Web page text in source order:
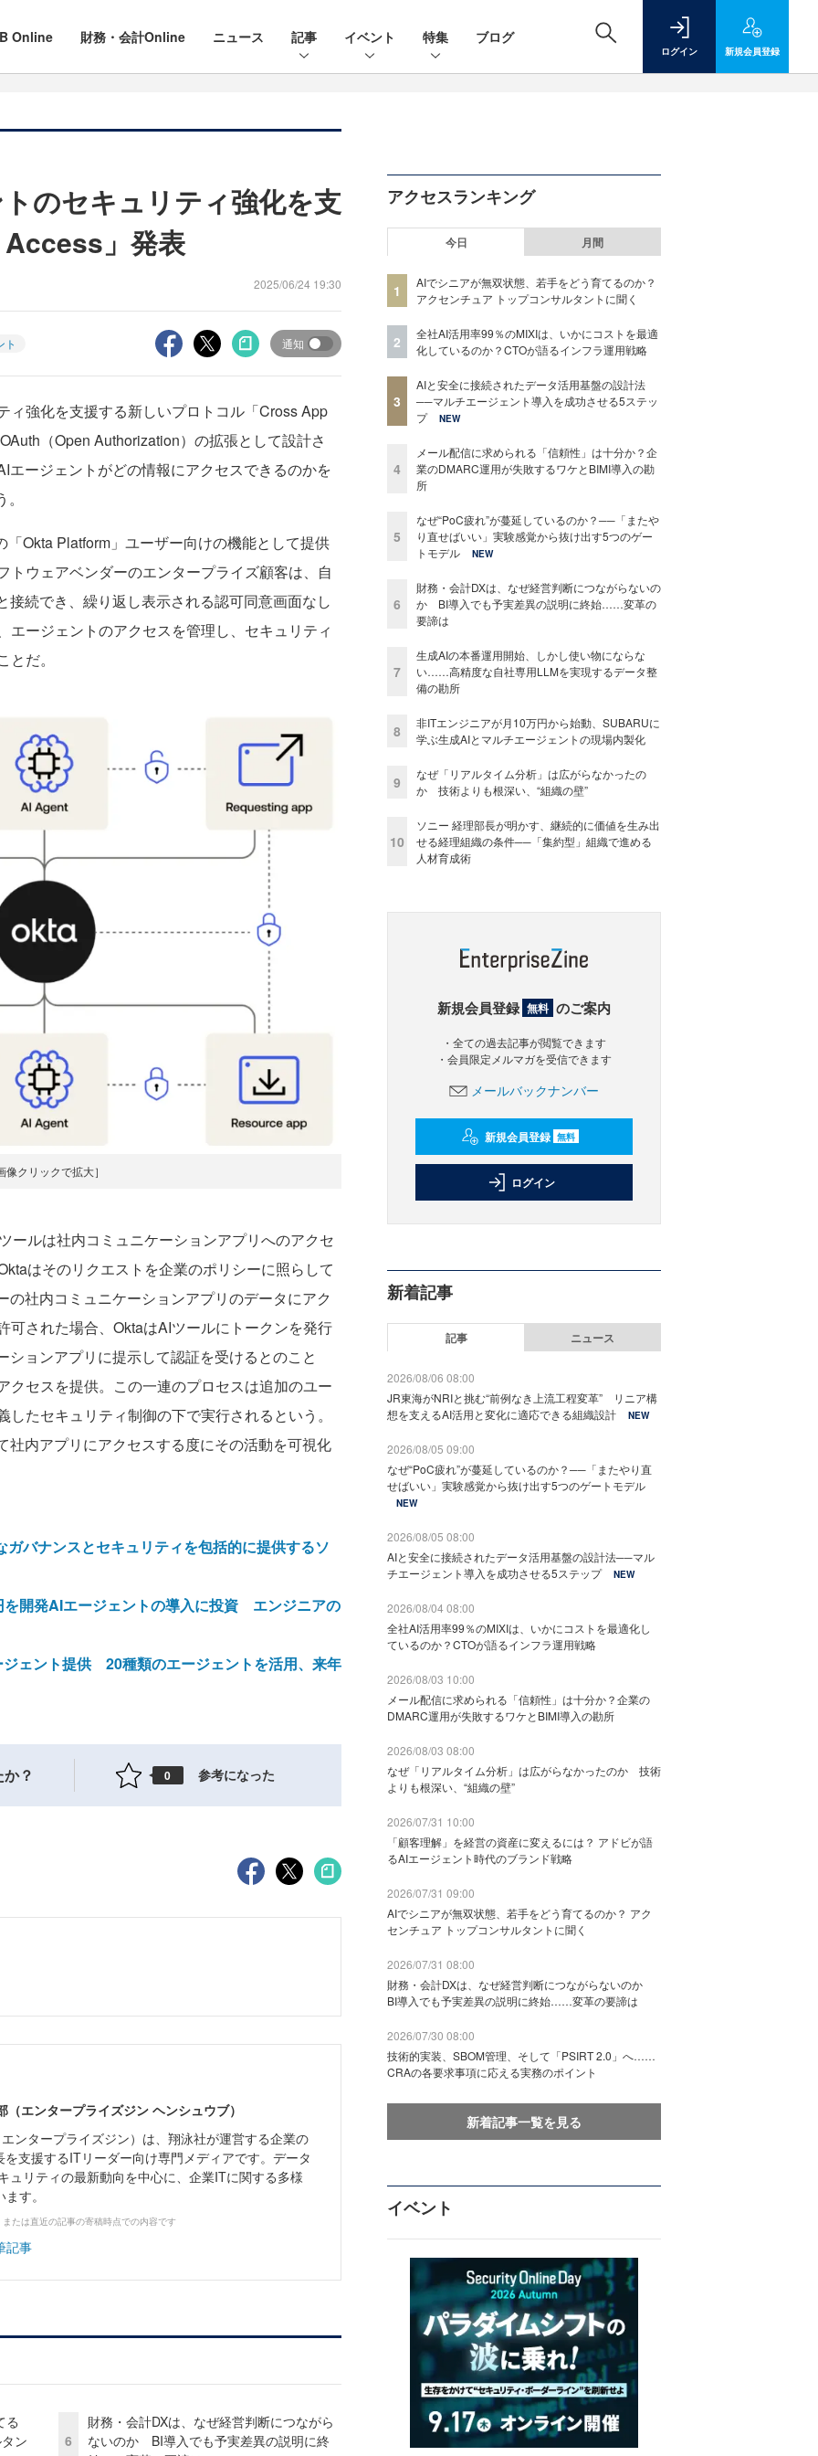
Online 財務・会計Online ニュース 記事 イベント 特集 ブログ
ログイン 新規会員登録
のセキュリティ強化を支
」発表
2025/06/24 19:30
ト 通知
強化を支援する新しいプロトコル「Cross App
（Open Authorization）の拡張として設計さ
ージェントがどの情報にアクセスできるのかを
Okta Platform」ユーザー向けの機能として提供
トウェアベンダーのエンタープライズ顧客は、自
続でき、繰り返し表示される認可同意画面なし
ージェントのアクセスを管理し、セキュリティ
だ。
像クリックで拡大］
ルは社内コミュニケーションアプリへのアクセ
はそのリクエストを企業のポリシーに照らして
社内コミュニケーションアプリのデータにアク
可された場合、OktaはAIツールにトークンを発行
ョンアプリに提示して認証を受けるとのこと
クセスを提供。この一連のプロセスは追加のユー
たセキュリティ制御の下で実行されるという。
社内アプリにアクセスする度にその活動を可視化
バナンスとセキュリティを包括的に提供するソ
開発AIエージェントの導入に投資 エンジニアの
ェント提供 20種類のエージェントを活用、来年
？ 0 参考になった
エンタープライズジン ヘンシュウブ）
ンタープライズジン）は、翔泳社が運営する企業の
支援するITリーダー向け専門メディアです。データ
ュリティの最新動向を中心に、企業ITに関する多様
す。
たは直近の記事の寄稿時点での内容です
記事
る
ン
6
財務・会計DXは、なぜ経営判断につながら
ないのか BI導入でも予実差異の説明に終
アクセスランキング
今日 月間
1
AIでシニアが無双状態、若手をどう育てるのか？
アクセンチュア トップコンサルタントに聞く
2
全社AI活用率99％のMIXIは、いかにコストを最適
化しているのか？CTOが語るインフラ運用戦略
3
AIと安全に接続されたデータ活用基盤の設計法
──マルチエージェント導入を成功させる5ステッ
プ
NEW
4
メール配信に求められる「信頼性」は十分か？企
業のDMARC運用が失敗するワケとBIMI導入の勘
所
5
なぜ“PoC疲れ”が蔓延しているのか？──「またや
り直せばいい」実験感覚から抜け出す5つのゲー
トモデル
NEW
6
財務・会計DXは、なぜ経営判断につながらないの
か BI導入でも予実差異の説明に終始……変革の
要諦は
7
生成AIの本番運用開始、しかし使い物にならな
い……高精度な自社専用LLMを実現するデータ整
備の勘所
8
非ITエンジニアが月10万円から始動、SUBARUに
学ぶ生成AIとマルチエージェントの現場内製化
9
なぜ「リアルタイム分析」は広がらなかったの
か 技術よりも根深い、“組織の壁”
10
ソニー 経理部長が明かす、継続的に価値を生み出
せる経理組織の条件──「集約型」組織で進める
人材育成術
新規会員登録 無料 のご案内
・全ての過去記事が閲覧できます
・会員限定メルマガを受信できます
メールバックナンバー
新規会員登録 無料
ログイン
新着記事
記事 ニュース
2026/08/06 08:00
JR東海がNRIと挑む“前例なき上流工程変革” リニア構
想を支えるAI活用と変化に適応できる組織設計
NEW
2026/08/05 09:00
なぜ“PoC疲れ”が蔓延しているのか？──「またやり直
せばいい」実験感覚から抜け出す5つのゲートモデル
NEW
2026/08/05 08:00
AIと安全に接続されたデータ活用基盤の設計法──マル
チエージェント導入を成功させる5ステップ
NEW
2026/08/04 08:00
全社AI活用率99％のMIXIは、いかにコストを最適化し
ているのか？CTOが語るインフラ運用戦略
2026/08/03 10:00
メール配信に求められる「信頼性」は十分か？企業の
DMARC運用が失敗するワケとBIMI導入の勘所
2026/08/03 08:00
なぜ「リアルタイム分析」は広がらなかったのか 技術
よりも根深い、“組織の壁”
2026/07/31 10:00
「顧客理解」を経営の資産に変えるには？ アドビが語
るAIエージェント時代のブランド戦略
2026/07/31 09:00
AIでシニアが無双状態、若手をどう育てるのか？ アク
センチュア トップコンサルタントに聞く
2026/07/31 08:00
財務・会計DXは、なぜ経営判断につながらないのか
BI導入でも予実差異の説明に終始……変革の要諦は
2026/07/30 08:00
技術的実装、SBOM管理、そして「PSIRT 2.0」へ……
CRAの各要求事項に応える実務のポイント
新着記事一覧を見る
イベント